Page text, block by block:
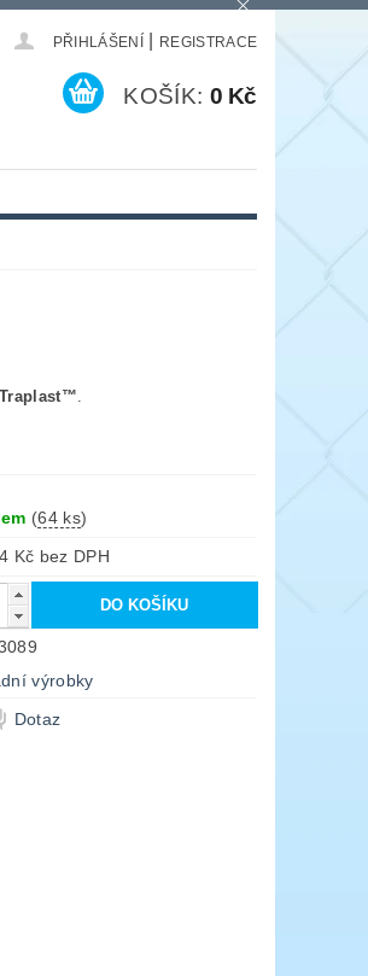
PŘIHLÁŠENÍ REGISTRACE
KOŠÍK: 0 Kč
Traplast™.
(64 ks)
368,34 Kč bez DPH
výrobky
Dotaz